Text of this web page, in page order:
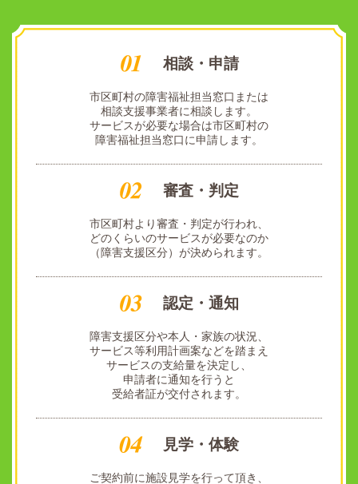
相談・申請
市区町村の障害福祉担当窓口または
相談支援事業者に相談します。
サービスが必要な場合は市区町村の
障害福祉担当窓口に申請します。
審査・判定
市区町村より審査・判定が行われ、
どのくらいのサービスが必要なのか
（障害支援区分）が決められます。
認定・通知
障害支援区分や本人・家族の状況、
サービス等利用計画案などを踏まえ
サービスの支給量を決定し、
申請者に通知を行うと
受給者証が交付されます。
見学・体験
ご契約前に施設見学を行って頂き、